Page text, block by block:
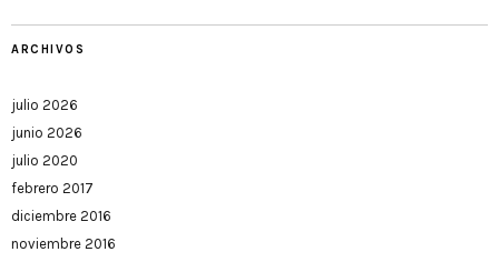
ARCHIVOS
julio 2026
junio 2026
julio 2020
febrero 2017
diciembre 2016
noviembre 2016